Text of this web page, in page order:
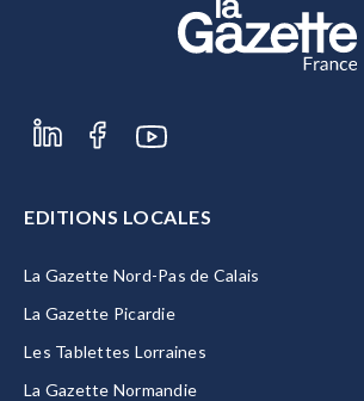
EDITIONS LOCALES
La Gazette Nord-Pas de Calais
La Gazette Picardie
Les Tablettes Lorraines
La Gazette Normandie